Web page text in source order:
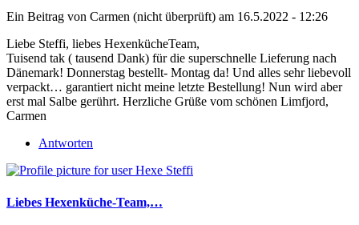
Ein Beitrag von Carmen (nicht überprüft) am 16.5.2022 - 12:26
Liebe Steffi, liebes HexenkücheTeam,
Tuisend tak ( tausend Dank) für die superschnelle Lieferung nach
Dänemark! Donnerstag bestellt- Montag da! Und alles sehr liebevoll
verpackt… garantiert nicht meine letzte Bestellung! Nun wird aber
erst mal Salbe gerührt. Herzliche Grüße vom schönen Limfjord,
Carmen
Antworten
Liebes Hexenküche-Team,…